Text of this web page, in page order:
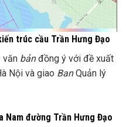
trúc cầu Trần Hưng Đạo
văn bảnđồng ý với đề xuất
Nội và giao BanQuản lý
Nam đường Trần Hưng Đạo